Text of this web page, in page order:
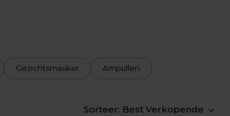
Gezichtsmasker Ampullen
Sorteer: Best Verkopende